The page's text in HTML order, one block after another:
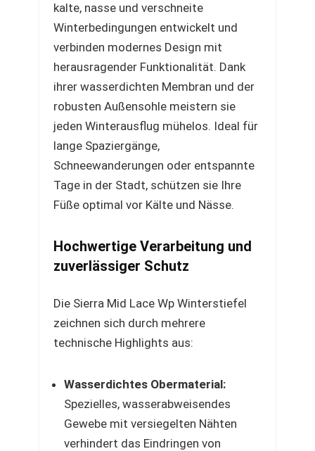
kalte, nasse und verschneite
Winterbedingungen entwickelt und
verbinden modernes Design mit
herausragender Funktionalität. Dank
ihrer wasserdichten Membran und der
robusten Außensohle meistern sie
jeden Winterausflug mühelos. Ideal für
lange Spaziergänge,
Schneewanderungen oder entspannte
Tage in der Stadt, schützen sie Ihre
Füße optimal vor Kälte und Nässe.
Hochwertige Verarbeitung und
zuverlässiger Schutz
Die Sierra Mid Lace Wp Winterstiefel
zeichnen sich durch mehrere
technische Highlights aus:
Wasserdichtes Obermaterial:
Spezielles, wasserabweisendes
Gewebe mit versiegelten Nähten
verhindert das Eindringen von